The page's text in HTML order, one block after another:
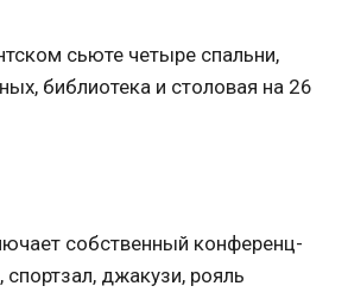
сьюте четыре спальни,
библиотека и столовая на 26
собственный конференц-
джакузи, рояль